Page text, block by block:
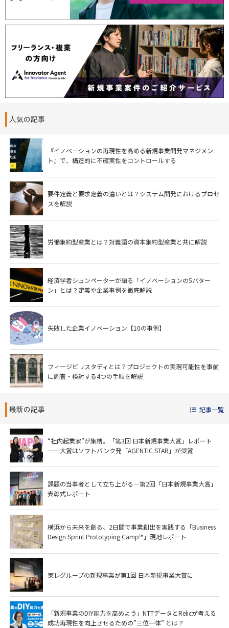
人気の記事
『イノベーションの再現性を高める新規事業開発マネジメン
ト』で、構造的に不確実性をコントロールする
要件定義と要求定義の違いとは？システム開発におけるプロセ
スを解説
労働集約型産業とは？対義語の資本集約型産業と共に解説
経済学者シュンペーターが語る「イノベーションの5パター
ン」とは？定義や企業事例を徹底解説
失敗した企業イノベーション【10の事例】
フィージビリスタディとは？プロジェクトの実現可能性を事前
に調査・検討する4つの手順を解説
最新の記事 記事一覧
“社内起業家”が集結。「第3回 日本新規事業大賞」レポート
──大賞はソフトバンク発「AGENTIC STAR」が受賞
課題の当事者として立ち上がる―第2回「日本新規事業大賞」
表彰式レポート
横浜から未来を創る、2日間で事業創出を実践する「Business
Design Sprint Prototyping Camp™」現地レポート
東レグループの新規事業が第1回 日本新規事業大賞に
「新規事業のDIY能力を高めよう」NTTデータとRelicが考える
成功再現性を向上させるための”三位一体” とは？